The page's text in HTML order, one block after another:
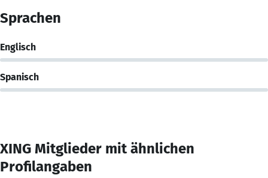
Sprachen
Englisch
Spanisch
XING Mitglieder mit ähnlichen
Profilangaben